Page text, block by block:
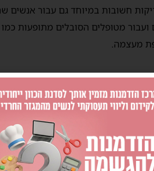
חשובות במיוחד גם עבור אנשים ש
ועבור מטופלים הסובלים מתופעות
מעצמה.
טובה ואיכות חיים הולכות תמיד
ויחס אישי, רגיש וחם לאורך כל
במקצועיות רבה החל משלב
ביותר בעולם, במטרה
שלכם.